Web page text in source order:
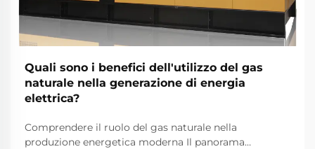
Quali sono i benefici dell'utilizzo del gas
naturale nella generazione di energia
elettrica?
Comprendere il ruolo del gas naturale nella
produzione energetica moderna Il panorama